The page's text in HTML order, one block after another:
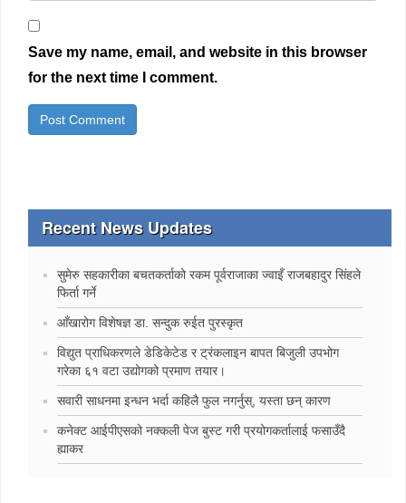
Save my name, email, and website in this browser
for the next time I comment.
Recent News Updates
सुमेरु सहकारीका बचतकर्ताको रकम पूर्वराजाका ज्वाइँ राजबहादुर सिंहले
फिर्ता गर्ने
‍आँखारोग विशेषज्ञ डा. सन्दुक रुईत पुरस्कृत
विद्युत प्राधिकरणले डेडिकेटेड र ट्रंकलाइन बापत बिजुली उपभोग
गरेका ६१ वटा उद्योगको प्रमाण तयार।
सवारी साधनमा इन्धन भर्दा कहिलै फुल नगर्नुस्, यस्ता छन् कारण
कनेक्ट आईपीएसको नक्कली पेज बुस्ट गरी प्रयोगकर्तालाई फसाउँदै
ह्याकर